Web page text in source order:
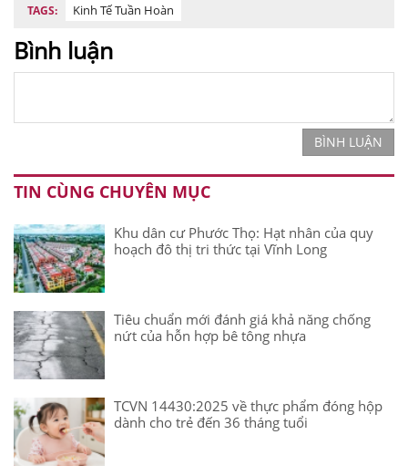
TAGS: Kinh Tế Tuần Hoàn
Bình luận
BÌNH LUẬN
TIN CÙNG CHUYÊN MỤC
Khu dân cư Phước Thọ: Hạt nhân của quy
hoạch đô thị tri thức tại Vĩnh Long
Tiêu chuẩn mới đánh giá khả năng chống
nứt của hỗn hợp bê tông nhựa
TCVN 14430:2025 về thực phẩm đóng hộp
dành cho trẻ đến 36 tháng tuổi